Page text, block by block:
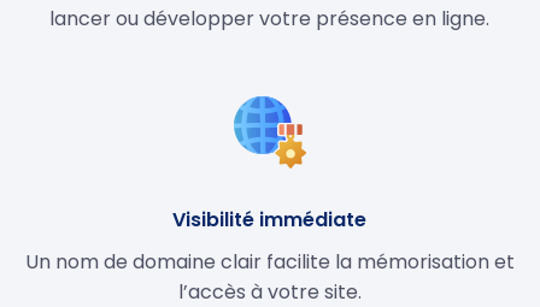
lancer ou développer votre présence en ligne.
Visibilité immédiate
Un nom de domaine clair facilite la mémorisation et
l’accès à votre site.